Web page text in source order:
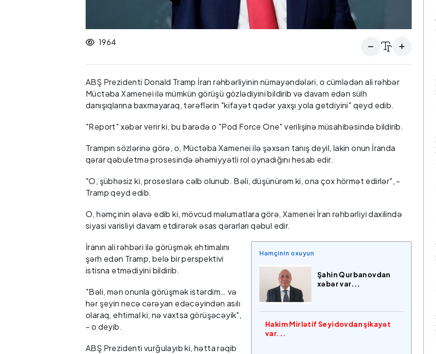
1964
ABŞ Prezidenti Donald Tramp İran rəhbərliyinin nümayəndələri, o cümlədən ali rəhbər
Müctəba Xamenei ilə mümkün görüşü gözlədiyini bildirib və davam edən sülh
danışıqlarına baxmayaraq, tərəflərin "kifayət qədər yaxşı yola getdiyini" qeyd edib.
"Report" xəbər verir ki, bu barədə o "Pod Force One" verilişinə müsahibəsində bildirib.
Trampın sözlərinə görə, o, Müctəba Xamenei ilə şəxsən tanış deyil, lakin onun İranda
qərar qəbuletmə prosesində əhəmiyyətli rol oynadığını hesab edir.
"O, şübhəsiz ki, proseslərə cəlb olunub. Bəli, düşünürəm ki, ona çox hörmət edirlər", -
Tramp qeyd edib.
O, həmçinin əlavə edib ki, mövcud məlumatlara görə, Xamenei İran rəhbərliyi daxilində
siyasi varisliyi davam etdirərək əsas qərarları qəbul edir.
Həmçinin oxuyun
Şahin Qurbanovdan
xəbər var...
Hakim Mirlətif Seyidovdan şikayət
var...
İranın ali rəhbəri ilə görüşmək ehtimalını
şərh edən Tramp, belə bir perspektivi
istisna etmədiyini bildirib.
"Bəli, mən onunla görüşmək istərdim… və
hər şeyin necə cərəyan edəcəyindən asılı
olaraq, ehtimal ki, nə vaxtsa görüşəcəyik",
- o deyib.
ABŞ Prezidenti vurğulayıb ki, hətta rəqib